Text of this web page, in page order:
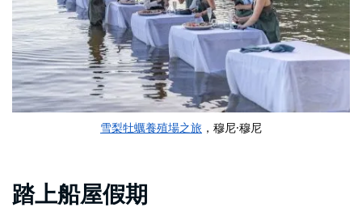
雪梨牡蠣養殖場之旅 ，穆尼·穆尼
踏上船屋假期